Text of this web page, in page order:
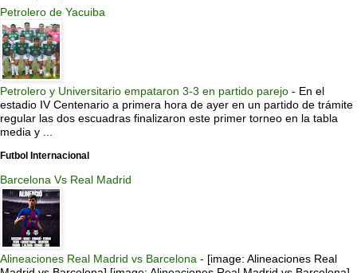
Petrolero de Yacuiba
Petrolero y Universitario empataron 3-3 en partido parejo - En el
estadio IV Centenario a primera hora de ayer en un partido de trámite
regular las dos escuadras finalizaron este primer torneo en la tabla
media y ...
Futbol Internacional
Barcelona Vs Real Madrid
Alineaciones Real Madrid vs Barcelona - [image: Alineaciones Real